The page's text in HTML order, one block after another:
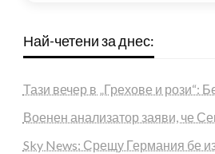
Най-четени за днес:
Тази вечер в „Грехове и рози“:
Военен анализатор заяви, че
Sky News: Срещу Германия бе